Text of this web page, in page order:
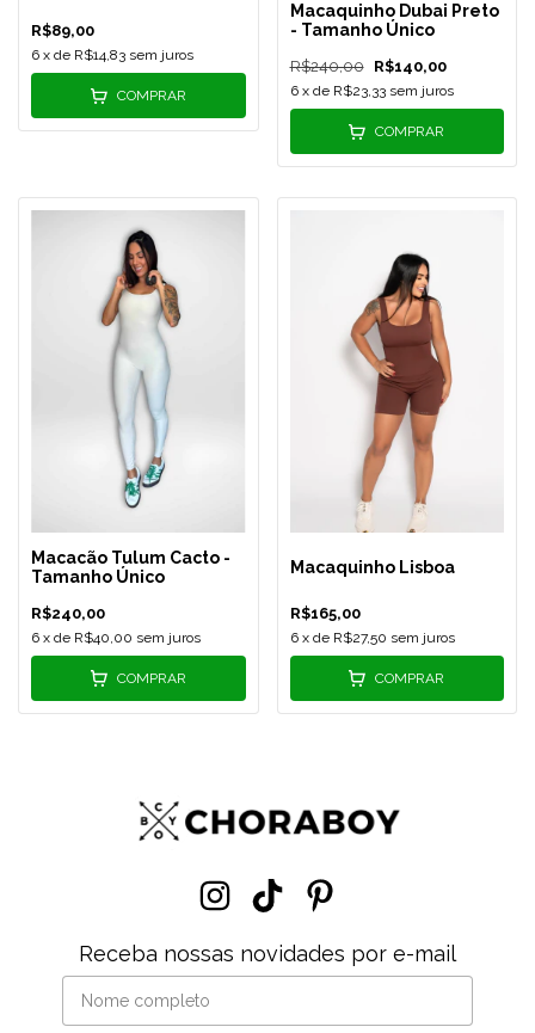
R$89,00
6 x de R$14,83 sem juros
COMPRAR
Macaquinho Dubai Preto
- Tamanho Único
R$240,00 R$140,00
6 x de R$23,33 sem juros
COMPRAR
Macacão Tulum Cacto -
Tamanho Único
R$240,00
6 x de R$40,00 sem juros
COMPRAR
Macaquinho Lisboa
R$165,00
6 x de R$27,50 sem juros
COMPRAR
Receba nossas novidades por e-mail